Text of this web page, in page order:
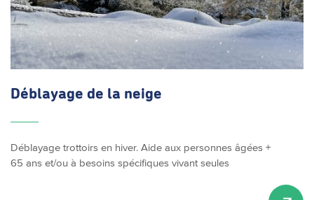
Déblayage de la neige
Déblayage trottoirs en hiver. Aide aux personnes âgées +
65 ans et/ou à besoins spécifiques vivant seules